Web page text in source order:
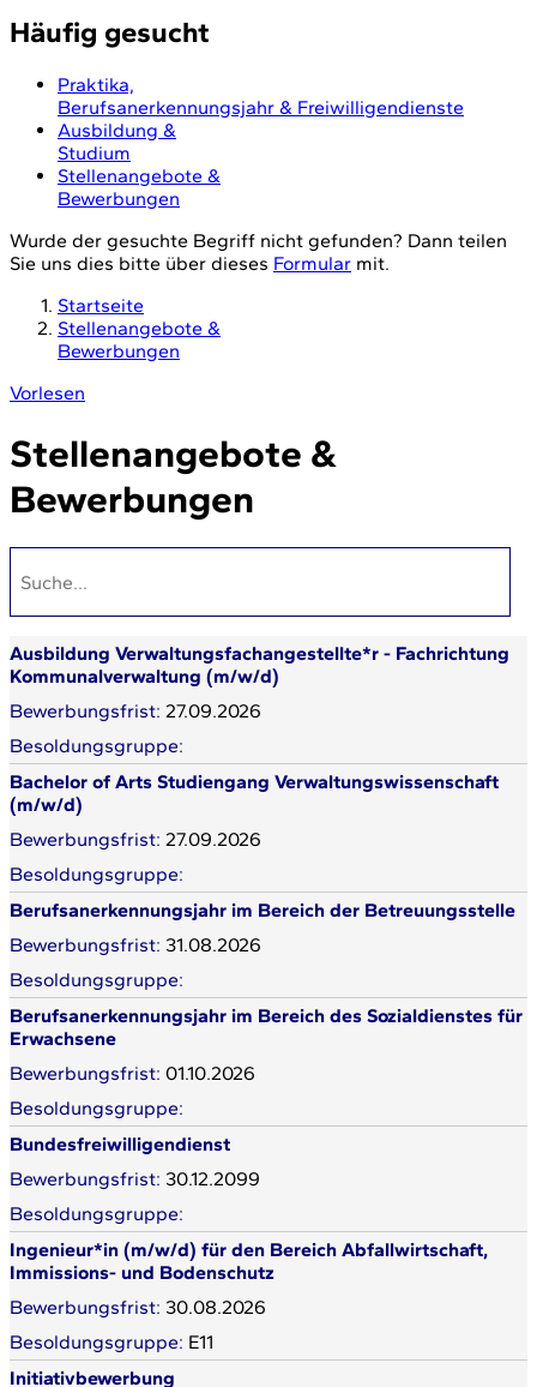
Häufig gesucht
Praktika,
Berufsanerkennungsjahr & Freiwilligendienste
Ausbildung &
Studium
Stellenangebote &
Bewerbungen
Wurde der gesuchte Begriff nicht gefunden? Dann teilen
Sie uns dies bitte über dieses Formular mit.
Startseite
Stellenangebote &
Bewerbungen
Vorlesen
Stellenangebote &
Bewerbungen
Ausbildung Verwaltungsfachangestellte*r - Fachrichtung
Kommunalverwaltung (m/w/d)
27.09.2026
Bachelor of Arts Studiengang Verwaltungswissenschaft
(m/w/d)
27.09.2026
Berufsanerkennungsjahr im Bereich der Betreuungsstelle
31.08.2026
Berufsanerkennungsjahr im Bereich des Sozialdienstes für
Erwachsene
01.10.2026
Bundesfreiwilligendienst
30.12.2099
Ingenieur*in (m/w/d) für den Bereich Abfallwirtschaft,
Immissions- und Bodenschutz
30.08.2026
E11
Initiativbewerbung